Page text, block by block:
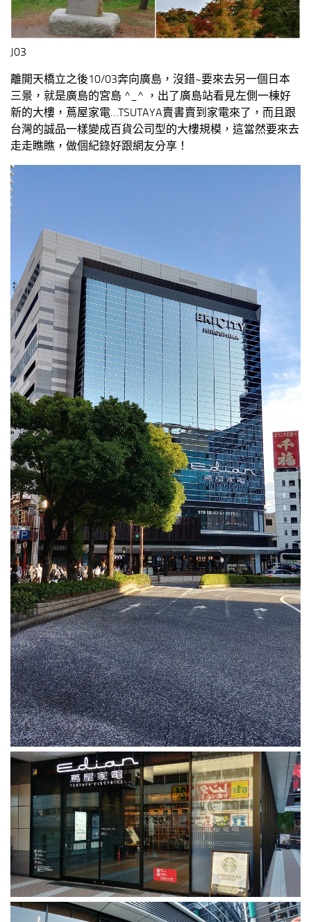
J03
離開天橋立之後10/03奔向廣島，沒錯~要來去另一個日本
三景，就是廣島的宮島 ^_^ ，出了廣島站看見左側一棟好
新的大樓，蔦屋家電…TSUTAYA賣書賣到家電來了，而且跟
台灣的誠品一樣變成百貨公司型的大樓規模，這當然要來去
走走瞧瞧，做個紀錄好跟網友分享！